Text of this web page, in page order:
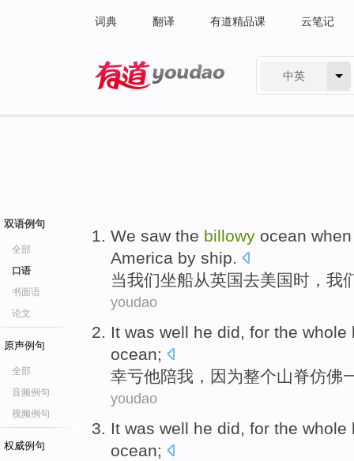
词典 翻译 有道精品课 云笔记
中英
双语例句
全部
口语
书面语
论文
原声例句
全部
音频例句
视频例句
权威例句
We saw the billowy ocean when
America by ship.
当我们坐船从英国去美国时，我
youdao
It was well he did, for the whole
ocean;
幸亏他陪我， 因为整个山脊仿佛
youdao
It was well he did, for the whole
ocean;